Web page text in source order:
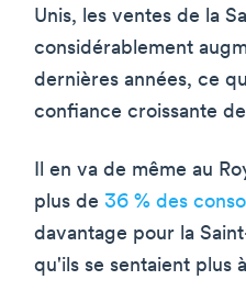
Unis, les ventes de la
considérablement
dernières années, ce
confiance croissante
Il en va de même au
plus de 36 % des
davantage pour la
qu'ils se sentaient plus